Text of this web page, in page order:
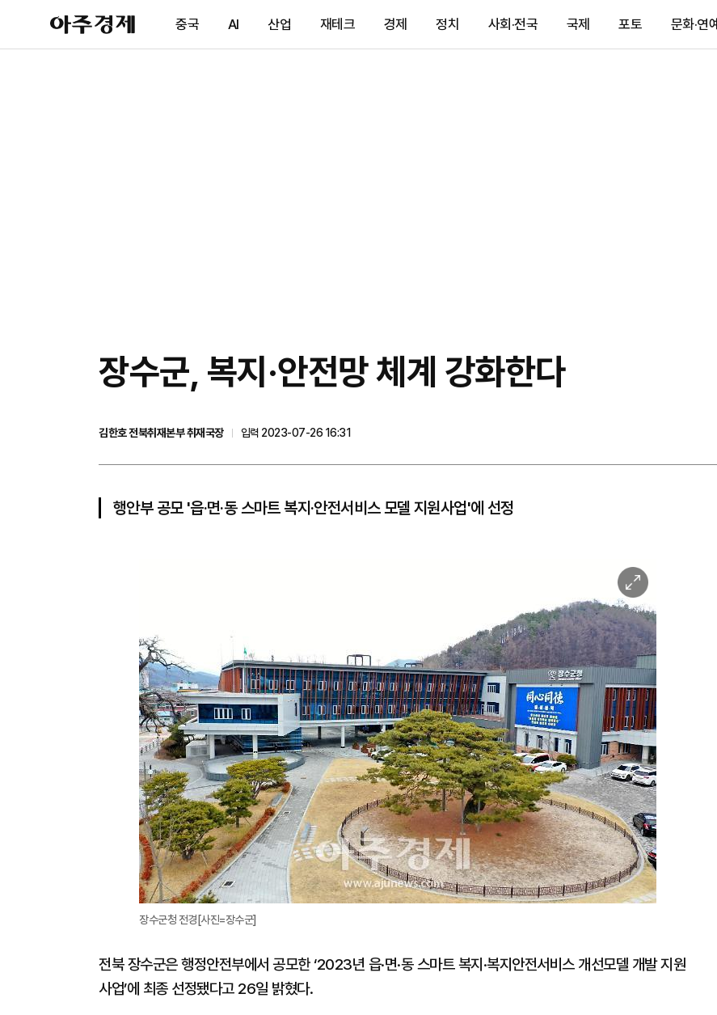
아
주
제
중국 AI 산업 재테크 경제 정치 사회·전국 국제 포토 문화·연예
장수군, 복지·안전망 체계 강화한다
김한호 전북취재본부 취재국장
입력 2023-07-26 16:31
행안부 공모 '읍·면·동 스마트 복지·안전서비스 모델 지원사업'에 선정
이
미
지
확
대
장수군청 전경[사진=장수군]
전북 장수군은 행정안전부에서 공모한 ‘2023년 읍·면·동 스마트 복지·복지안전서비스 개선모델 개발 지원
사업’에 최종 선정됐다고 26일 밝혔다.